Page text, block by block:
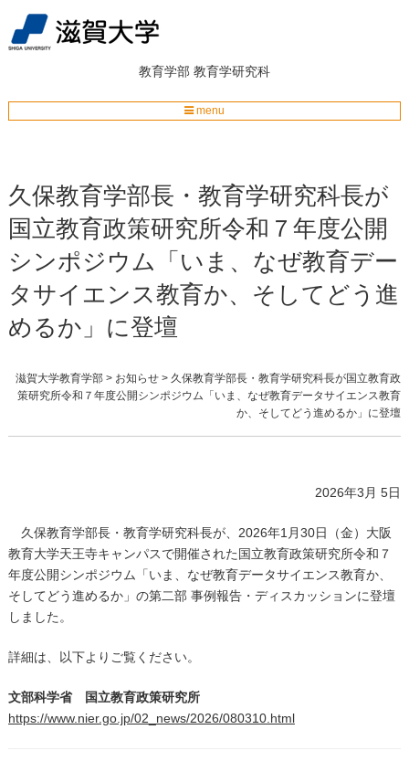
教育学部 教育学研究科
menu
久保教育学部長・教育学研究科長が
国立教育政策研究所令和７年度公開
シンポジウム「いま、なぜ教育デー
タサイエンス教育か、そしてどう進
めるか」に登壇
滋賀大学教育学部 > お知らせ > 久保教育学部長・教育学研究科長が国立教育政
策研究所令和７年度公開シンポジウム「いま、なぜ教育データサイエンス教育
か、そしてどう進めるか」に登壇
2026年3月 5日
久保教育学部長・教育学研究科長が、2026年1月30日（金）大阪
教育大学天王寺キャンパスで開催された 国立教育政策研究所令和７
年度公開シンポジウム「いま、なぜ教育データサイエンス教育か、
そしてどう進めるか」の第二部 事例報告・ディスカッションに登壇
しました。
詳細は、以下よりご覧ください。
文部科学省 国立教育政策研究所
https://www.nier.go.jp/02_news/2026/080310.html